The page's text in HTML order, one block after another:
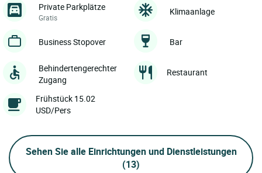
Private Parkplätze
Gratis
Klimaanlage
Business Stopover Bar
Behindertengerechter
Zugang
Restaurant
Frühstück 15.02
USD/Pers
Sehen Sie alle Einrichtungen und Dienstleistungen
(13)